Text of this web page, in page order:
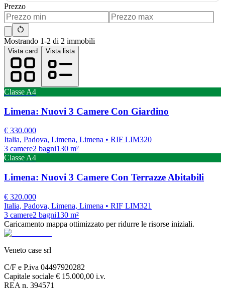
Prezzo
Mostrando 1-2 di 2 immobili
Vista card Vista lista
Classe A4
Limena: Nuovi 3 Camere Con Giardino
€ 330.000
Italia, Padova, Limena, Limena • RIF LIM320
3 camere2 bagni130 m²
Classe A4
Limena: Nuovi 3 Camere Con Terrazze Abitabili
€ 320.000
Italia, Padova, Limena, Limena • RIF LIM321
3 camere2 bagni130 m²
Caricamento mappa ottimizzato per ridurre le risorse iniziali.
Veneto case srl
C/F e P.iva 04497920282
Capitale sociale € 15.000,00 i.v.
REA n. 394571